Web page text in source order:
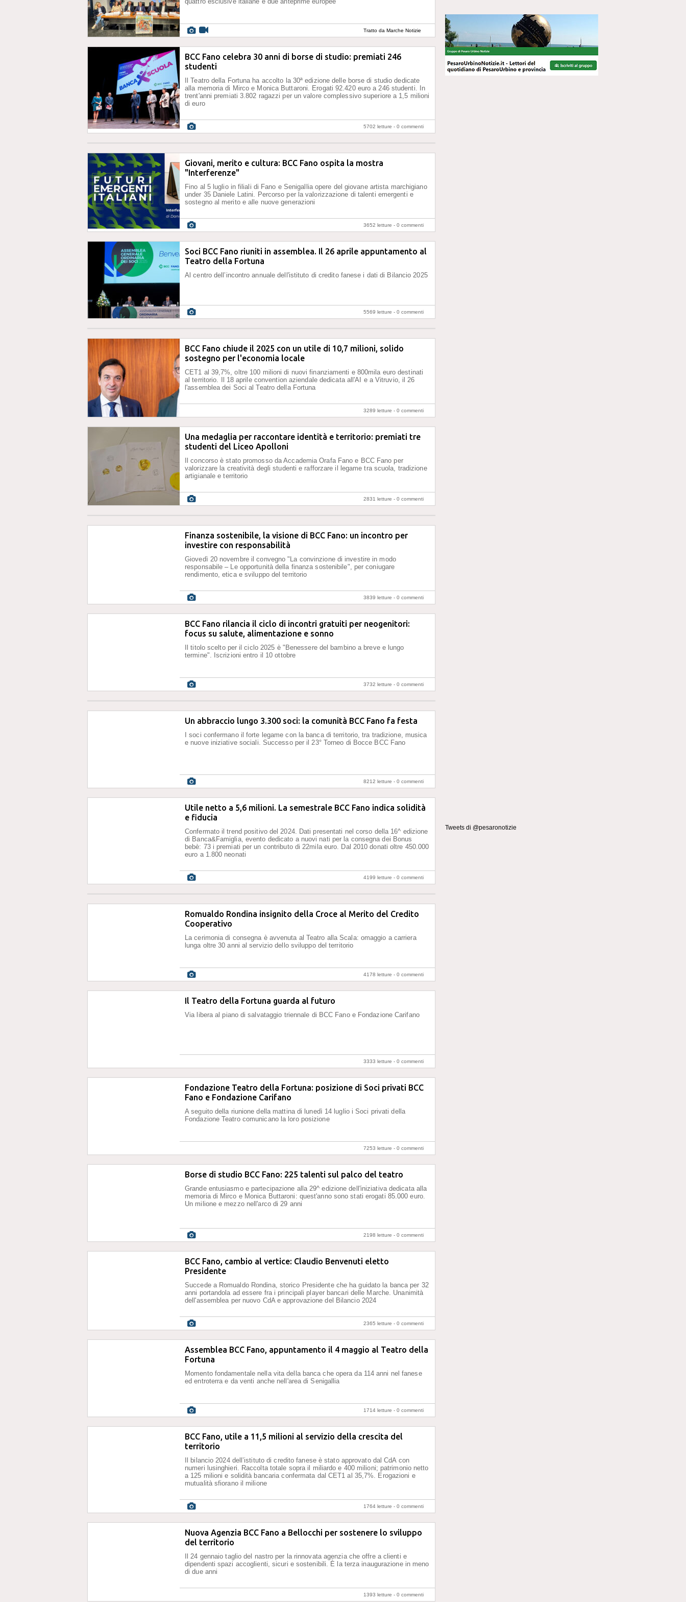
Tratto da Marche Notizie
BCC Fano celebra 30 anni di borse di studio: premiati 246
studenti
Il Teatro della Fortuna ha accolto la 30ª edizione delle borse di studio dedicate
alla memoria di Mirco e Monica Buttaroni. Erogati 92.420 euro a 246 studenti. In
trent'anni premiati 3.802 ragazzi per un valore complessivo superiore a 1,5 milioni
di euro
5702 letture - 0 commenti
Giovani, merito e cultura: BCC Fano ospita la mostra
"Interferenze"
Fino al 5 luglio in filiali di Fano e Senigallia opere del giovane artista marchigiano
under 35 Daniele Latini. Percorso per la valorizzazione di talenti emergenti e
sostegno al merito e alle nuove generazioni
3652 letture - 0 commenti
Soci BCC Fano riuniti in assemblea. Il 26 aprile appuntamento al
Teatro della Fortuna
Al centro dell’incontro annuale dell'istituto di credito fanese i dati di Bilancio 2025
5569 letture - 0 commenti
BCC Fano chiude il 2025 con un utile di 10,7 milioni, solido
sostegno per l'economia locale
CET1 al 39,7%, oltre 100 milioni di nuovi finanziamenti e 800mila euro destinati
al territorio. Il 18 aprile convention aziendale dedicata all'AI e a Vitruvio, il 26
l'assemblea dei Soci al Teatro della Fortuna
3289 letture - 0 commenti
Una medaglia per raccontare identità e territorio: premiati tre
studenti del Liceo Apolloni
Il concorso è stato promosso da Accademia Orafa Fano e BCC Fano per
valorizzare la creatività degli studenti e rafforzare il legame tra scuola, tradizione
artigianale e territorio
2831 letture - 0 commenti
Finanza sostenibile, la visione di BCC Fano: un incontro per
investire con responsabilità
Giovedì 20 novembre il convegno "La convinzione di investire in modo
responsabile – Le opportunità della finanza sostenibile", per coniugare
rendimento, etica e sviluppo del territorio
3839 letture - 0 commenti
BCC Fano rilancia il ciclo di incontri gratuiti per neogenitori:
focus su salute, alimentazione e sonno
Il titolo scelto per il ciclo 2025 è "Benessere del bambino a breve e lungo
termine". Iscrizioni entro il 10 ottobre
3732 letture - 0 commenti
Un abbraccio lungo 3.300 soci: la comunità BCC Fano fa festa
I soci confermano il forte legame con la banca di territorio, tra tradizione, musica
e nuove iniziative sociali. Successo per il 23° Torneo di Bocce BCC Fano
8212 letture - 0 commenti
Utile netto a 5,6 milioni. La semestrale BCC Fano indica solidità
e fiducia
Confermato il trend positivo del 2024. Dati presentati nel corso della 16^ edizione
di Banca&Famiglia, evento dedicato a nuovi nati per la consegna dei Bonus
bebè: 73 i premiati per un contributo di 22mila euro. Dal 2010 donati oltre 450.000
euro a 1.800 neonati
4199 letture - 0 commenti
Romualdo Rondina insignito della Croce al Merito del Credito
Cooperativo
La cerimonia di consegna è avvenuta al Teatro alla Scala: omaggio a carriera
lunga oltre 30 anni al servizio dello sviluppo del territorio
4178 letture - 0 commenti
Il Teatro della Fortuna guarda al futuro
Via libera al piano di salvataggio triennale di BCC Fano e Fondazione Carifano
3333 letture - 0 commenti
Fondazione Teatro della Fortuna: posizione di Soci privati BCC
Fano e Fondazione Carifano
A seguito della riunione della mattina di lunedì 14 luglio i Soci privati della
Fondazione Teatro comunicano la loro posizione
7253 letture - 0 commenti
Borse di studio BCC Fano: 225 talenti sul palco del teatro
Grande entusiasmo e partecipazione alla 29^ edizione dell'iniziativa dedicata alla
memoria di Mirco e Monica Buttaroni: quest'anno sono stati erogati 85.000 euro.
Un milione e mezzo nell'arco di 29 anni
2198 letture - 0 commenti
BCC Fano, cambio al vertice: Claudio Benvenuti eletto
Presidente
Succede a Romualdo Rondina, storico Presidente che ha guidato la banca per 32
anni portandola ad essere fra i principali player bancari delle Marche. Unanimità
dell'assemblea per nuovo CdA e approvazione del Bilancio 2024
2365 letture - 0 commenti
Assemblea BCC Fano, appuntamento il 4 maggio al Teatro della
Fortuna
Momento fondamentale nella vita della banca che opera da 114 anni nel fanese
ed entroterra e da venti anche nell'area di Senigallia
1714 letture - 0 commenti
BCC Fano, utile a 11,5 milioni al servizio della crescita del
territorio
Il bilancio 2024 dell’istituto di credito fanese è stato approvato dal CdA con
numeri lusinghieri. Raccolta totale sopra il miliardo e 400 milioni; patrimonio netto
a 125 milioni e solidità bancaria confermata dal CET1 al 35,7%. Erogazioni e
mutualità sfiorano il milione
1764 letture - 0 commenti
Nuova Agenzia BCC Fano a Bellocchi per sostenere lo sviluppo
del territorio
Il 24 gennaio taglio del nastro per la rinnovata agenzia che offre a clienti e
dipendenti spazi accoglienti, sicuri e sostenibili. È la terza inaugurazione in meno
di due anni
1393 letture - 0 commenti
Tweets di @pesaronotizie